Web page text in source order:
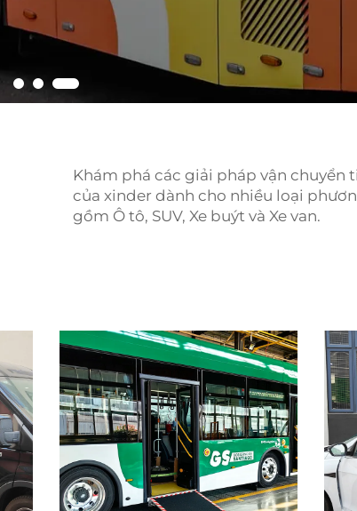
Khám phá các giải pháp vận chuyển
của xinder dành cho nhiều loại
gồm Ô tô, SUV, Xe buýt và Xe van.